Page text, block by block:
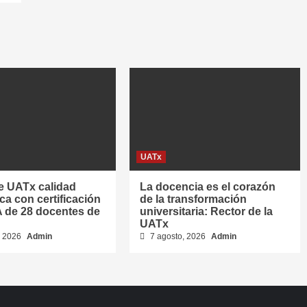
UATx calidad
con certificación
de 28 docentes de
Admin
UATx
La docencia es el corazón
de la transformación
universitaria: Rector de la
UATx
7 agosto, 2026 Admin